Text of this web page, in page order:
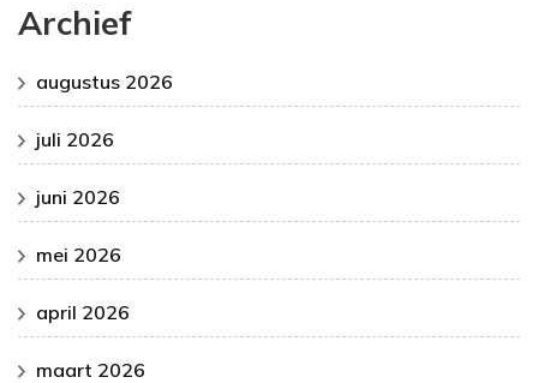
Archief
augustus 2026
juli 2026
juni 2026
mei 2026
april 2026
maart 2026